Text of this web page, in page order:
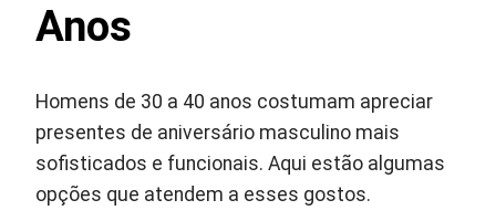
Anos
Homens de 30 a 40 anos costumam apreciar
presentes de aniversário masculino mais
sofisticados e funcionais. Aqui estão algumas
opções que atendem a esses gostos.